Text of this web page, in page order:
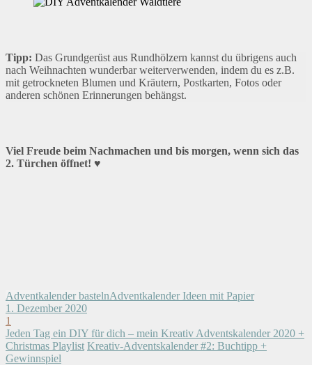
Tipp: Das Grundgerüst aus Rundhölzern kannst du übrigens auch
nach Weihnachten wunderbar weiterverwenden, indem du es z.B.
mit getrockneten Blumen und Kräutern, Postkarten, Fotos oder
anderen schönen Erinnerungen behängst.
Viel Freude beim Nachmachen und bis morgen, wenn sich das
2. Türchen öffnet! ♥
Adventkalender bastelnAdventkalender Ideen mit Papier
1. Dezember 2020
1
Jeden Tag ein DIY für dich – mein Kreativ Adventskalender 2020 +
Christmas Playlist Kreativ-Adventskalender #2: Buchtipp +
Gewinnspiel